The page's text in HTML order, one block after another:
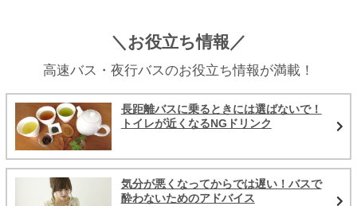
＼お役立ち情報／
高速バス・夜行バスのお役立ち情報が満載！
長距離バスに乗るときには選ばないで！
トイレが近くなるNGドリンク
気分が悪くなってからでは遅い！バスで
酔わないためのアドバイス